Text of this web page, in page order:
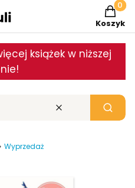
Koszyk
książek w niższej
Wyczyść Szukaj
Wyprzedaż